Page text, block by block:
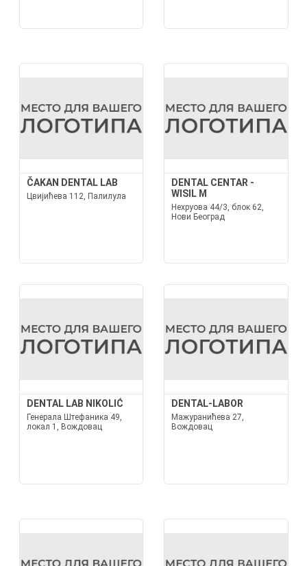
ČAKAN DENTAL LAB
Цвијићева 112, Палилула
DENTAL CENTAR -
WISIL M
Нехруова 44/3, блок 62,
Нови Београд
DENTAL LAB NIKOLIĆ
Генерала Штефаника 49,
локал 1, Вождовац
DENTAL-LABOR
Мажуранићева 27,
Вождовац